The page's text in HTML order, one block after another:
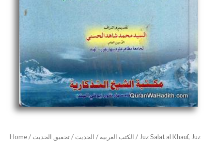
Home/ الكتب العربية / الحديث / تحقيق الحديث
/ Juz Salat al Khauf, Juz
quantity